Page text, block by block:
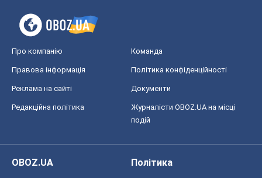
Про компанію Команда
Правова інформація Політика конфіденційності
Реклама на сайті Документи
Редакційна політика
Журналісти OBOZ.UA на місці
подій
OBOZ.UA
Політика